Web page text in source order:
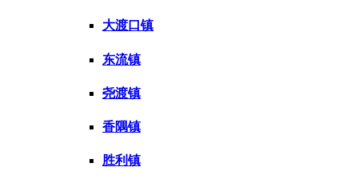
大渡口镇
东流镇
尧渡镇
香隅镇
胜利镇